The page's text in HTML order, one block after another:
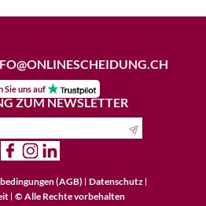
Sie uns auf
ZUM NEWSLETTER
(AGB)
Datenschutz
© Alle Rechte vorbehalten